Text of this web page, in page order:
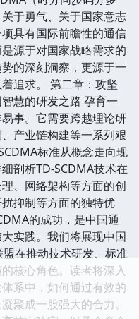
于勇气、关于国家意志
具有国际前瞻性的通信
源于对国家战略需求的
的深刻洞察，更源于一
追求。 第二章：攻坚
慧的研发之路 孕育一
事。它需要跨越理论研
产业链构建等一系列艰
标准从概念走向现
剖析TD-SCDMA技术在
、网络架构等方面的创
抑制等方面的独特优
的成功，是中国通
实践。我们将展现中国
在推动技术研发、标准
核心角色。读者将深入
系中，如何通过有效的
聚成一股强大的合力。